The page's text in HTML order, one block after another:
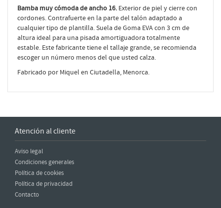
Bamba muy cómoda de ancho 16. Exterior de piel y cierre con
cordones. Contrafuerte en la parte del talón adaptado a
cualquier tipo de plantilla. Suela de Goma EVA con 3 cm de
altura ideal para una pisada amortiguadora totalmente
estable. Este fabricante tiene el tallaje grande, se recomienda
escoger un número menos del que usted calza.
Fabricado por Miquel en Ciutadella, Menorca.
Atención al cliente
Aviso legal
Condiciones generales
Política de cookies
Política de privacidad
Contacto